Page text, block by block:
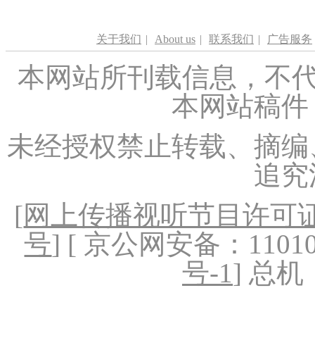
关于我们 | About us | 联系我们 | 广告服务
本网站所刊载信息，不
本网站稿
未经授权禁止转载、摘
追
[网上传播视听节目许可
号] [ 京公网安备：
号-1] 总机